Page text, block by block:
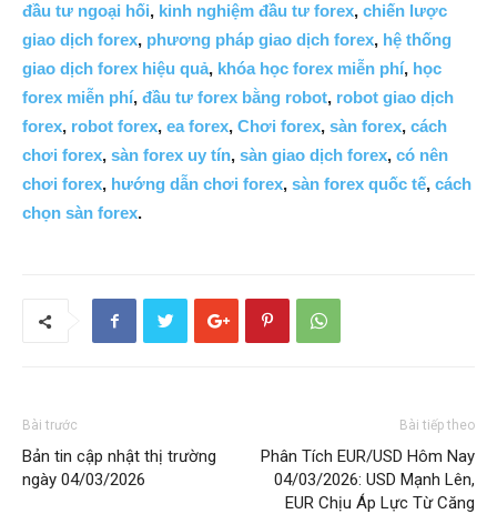
đầu tư ngoại hối, kinh nghiệm đầu tư forex, chiến lược
giao dịch forex, phương pháp giao dịch forex, hệ thống
giao dịch forex hiệu quả, khóa học forex miễn phí, học
forex miễn phí, đầu tư forex bằng robot, robot giao dịch
forex, robot forex, ea forex, Chơi forex, sàn forex, cách
chơi forex, sàn forex uy tín, sàn giao dịch forex, có nên
chơi forex, hướng dẫn chơi forex, sàn forex quốc tế, cách
chọn sàn forex.
Bài trước
Bản tin cập nhật thị trường
ngày 04/03/2026
Bài tiếp theo
Phân Tích EUR/USD Hôm Nay
04/03/2026: USD Mạnh Lên,
EUR Chịu Áp Lực Từ Căng